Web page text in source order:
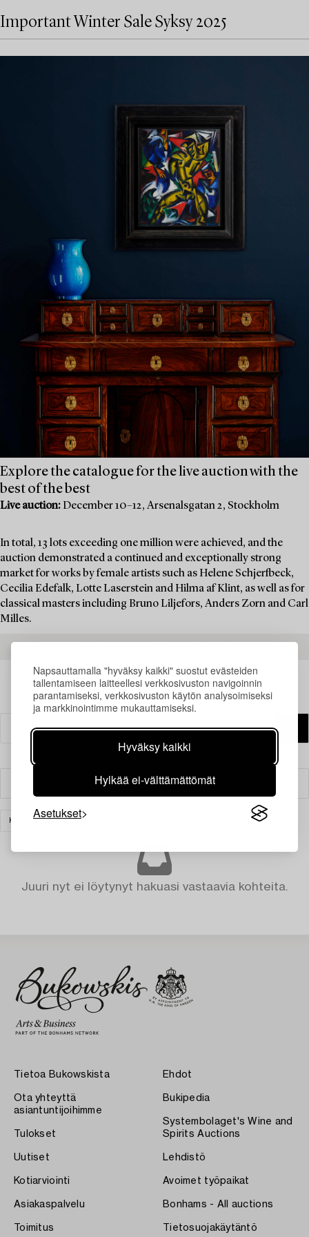
Napsauttamalla "hyväksy kaikki" suostut evästeiden
tallentamiseen laitteellesi verkkosivuston navigoinnin
parantamiseksi, verkkosivuston käytön analysoimiseksi
ja markkinointimme mukauttamiseksi.
Hyväksy kaikki
Hylkää ei-välttämättömät
Asetukset
Important Winter Sale Syksy 2025
Explore the catalogue for the live auction with the
best of the best
Live auction: December 10–12, Arsenalsgatan 2, Stockholm
In total, 13 lots exceeding one million were achieved, and the
auction demonstrated a continued and exceptionally strong
market for works by female artists such as Helene Schjerfbeck,
Cecilia Edefalk, Lotte Laserstein and Hilma af Klint, as well as for
classical masters including Bruno Liljefors, Anders Zorn and Carl
Milles.
Suodatin
KORUT TYHJENNÄ KAIKKI
Juuri nyt ei löytynyt hakuasi vastaavia kohteita.
Tietoa Bukowskista
Ota yhteyttä
asiantuntijoihimme
Tulokset
Uutiset
Kotiarviointi
Asiakaspalvelu
Toimitus
Ehdot
Bukipedia
Systembolaget's Wine and
Spirits Auctions
Lehdistö
Avoimet työpaikat
Bonhams - All auctions
Tietosuojakäytäntö